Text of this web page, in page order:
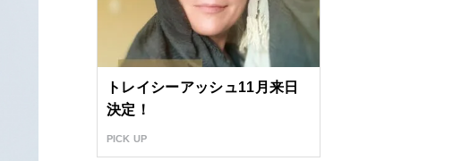
トレイシーアッシュ11月来日
決定！
PICK UP